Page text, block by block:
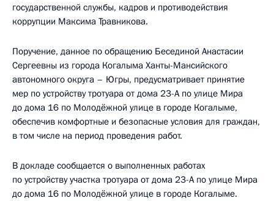
государственной службы, кадров и противодействия
коррупции Максима Травникова.
Поручение, данное по обращению Бесединой Анастасии
Сергеевны из города Когалыма Ханты-Мансийского
автономного округа – Югры, предусматривает принятие
мер по устройству тротуара от дома 23-А по улице Мира
до дома 16 по Молодёжной улице в городе Когалыме,
обеспечив комфортные и безопасные условия для граждан,
в том числе на период проведения работ.
В докладе сообщается о выполненных работах
по устройству участка тротуара от дома 23-А по улице Мира
до дома 16 по Молодёжной улице в городе Когалыме.